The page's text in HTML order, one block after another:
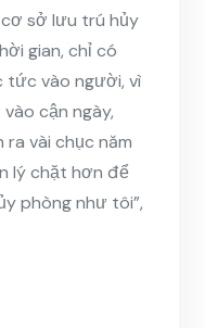
cơ sở lưu trú hủy
gian, chỉ có
tức vào người, vì
cận ngày,
ra vài chục năm
lý chặt hơn để
phòng như tôi”,